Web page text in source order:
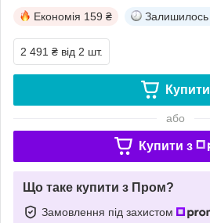
Економія 159 ₴ Залишилось
2 491 ₴ від 2 шт.
Купити
або
Купити з
Що таке купити з Пром?
Замовлення під захистом